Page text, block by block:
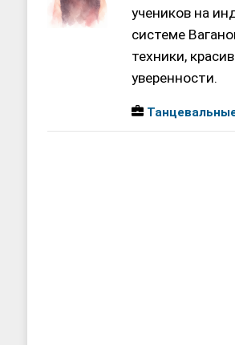
учеников на
системе
техники,
уверенности.